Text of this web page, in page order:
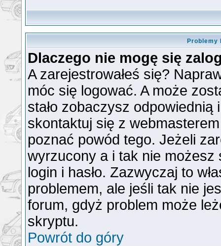
Problemy
Dlaczego nie mogę się
A zarejestrowałeś się?
móc się logować. A może
stało zobaczysz
skontaktuj się z
poznać powód tego. Jeżeli
wyrzucony a i tak nie
login i hasło. Zazwyczaj to
problemem, ale jeśli tak nie
forum, gdyż problem może
skryptu.
Powrót do góry